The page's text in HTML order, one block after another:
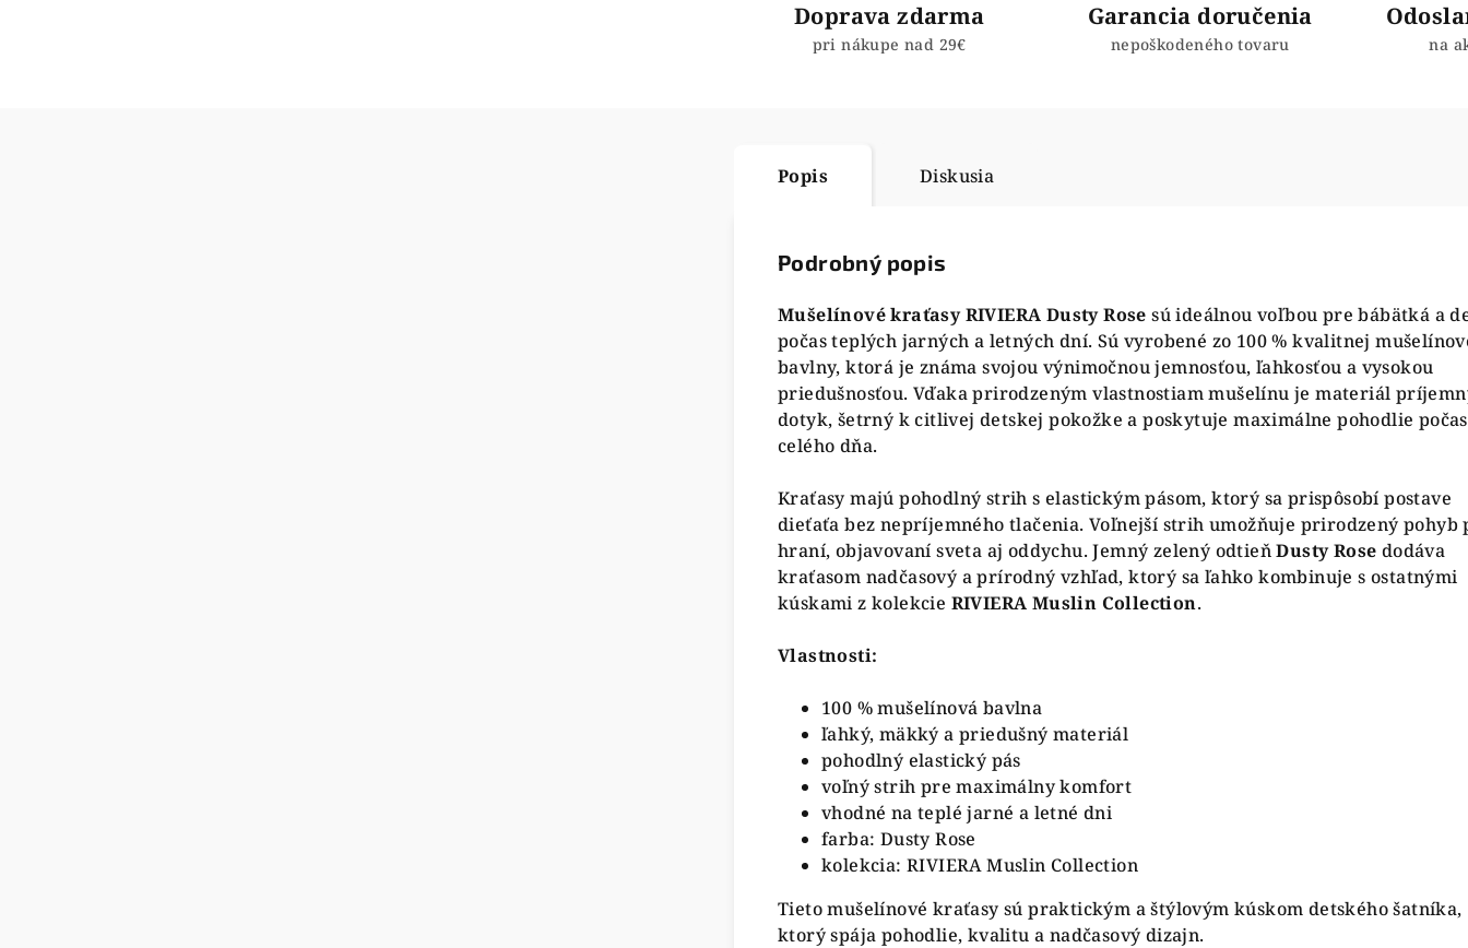
Doprava zdarma
pri nákupe nad 29€
Garancia doručenia
nepoškodeného tovaru na
Popis Diskusia
Podrobný popis
Mušelínové kraťasy RIVIERA Dusty Rose sú ideálnou voľbou pre bábätká a
počas teplých jarných a letných dní. Sú vyrobené zo 100 % kvalitnej
bavlny, ktorá je známa svojou výnimočnou jemnosťou, ľahkosťou a vysokou
priedušnosťou. Vďaka prirodzeným vlastnostiam mušelínu je materiál
dotyk, šetrný k citlivej detskej pokožke a poskytuje maximálne pohodlie počas
celého dňa.
Kraťasy majú pohodlný strih s elastickým pásom, ktorý sa prispôsobí postave
dieťaťa bez nepríjemného tlačenia. Voľnejší strih umožňuje prirodzený pohyb
hraní, objavovaní sveta aj oddychu. Jemný zelený odtieňDusty Rose dodáva
kraťasom nadčasový a prírodný vzhľad, ktorý sa ľahko kombinuje s ostatnými
kúskami z kolekcie RIVIERA Muslin Collection.
Vlastnosti:
100 % mušelínová bavlna
ľahký, mäkký a priedušný materiál
pohodlný elastický pás
voľný strih pre maximálny komfort
vhodné na teplé jarné a letné dni
farba: Dusty Rose
kolekcia: RIVIERA Muslin Collection
Tieto mušelínové kraťasy sú praktickým a štýlovým kúskom detského šatníka,
ktorý spája pohodlie, kvalitu a nadčasový dizajn.